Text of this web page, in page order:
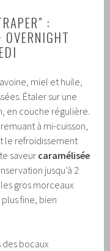
:
miel et huile,
Étaler sur une
en couche régulière.
à mi-cuisson,
le refroidissement
saveur caramélisée
jusqu’à 2
gros morceaux
fine, bien
bocaux